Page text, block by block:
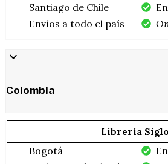
Santiago de Chile
Envíos a todo el país
Colombia
Librería Siglo
Bogotá